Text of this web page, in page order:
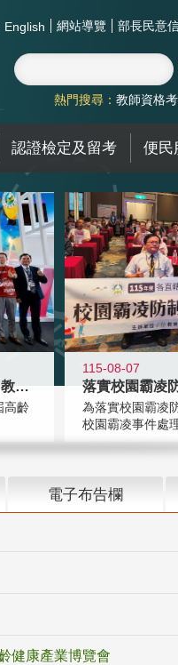
English 網站導覽 部長民意
熱門搜尋： 教師資格
認證檢定及留考 便民
高齡不是終點而是夢想起點！教育部打
高齡
115-08-07
為落實校園霸凌
校園霸凌事件處
電子布告欄
健康產業博覽會